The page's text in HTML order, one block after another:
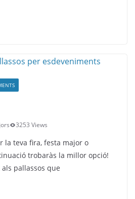
3253 Views
la teva fira, festa major o
trobaràs la millor opció!
pallassos que